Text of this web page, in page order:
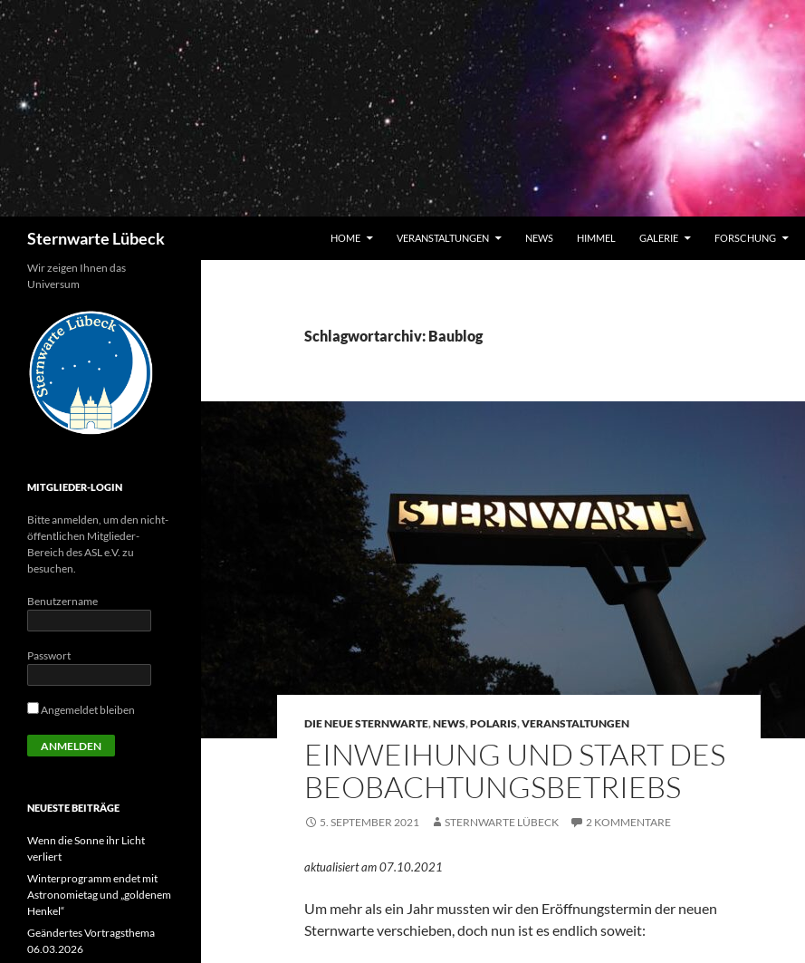
Zum
Inhalt
springen
Sternwarte Lübeck HOME VERANSTALTUNGEN NEWS HIMMEL GALERIE FORSCHUNG
Schlagwortarchiv: Baublog
DIE NEUE STERNWARTE,NEWS,POLARIS,VERANSTALTUNGEN
EINWEIHUNG UND START DES
BEOBACHTUNGSBETRIEBS
5. SEPTEMBER 2021 STERNWARTE LÜBECK 2 KOMMENTARE
aktualisiert am 07.10.2021
Um mehr als ein Jahr mussten wir den Eröffnungstermin der neuen
Sternwarte verschieben, doch nun ist es endlich soweit:
Wir zeigen Ihnen das
Universum
MITGLIEDER-LOGIN
Bitte anmelden, um den nicht-
öffentlichen Mitglieder-
Bereich des ASL e.V. zu
besuchen.
Benutzername
Passwort
Angemeldet bleiben
NEUESTE BEITRÄGE
Wenn die Sonne ihr Licht
verliert
Winterprogramm endet mit
Astronomietag und „goldenem
Henkel“
Geändertes Vortragsthema
06.03.2026